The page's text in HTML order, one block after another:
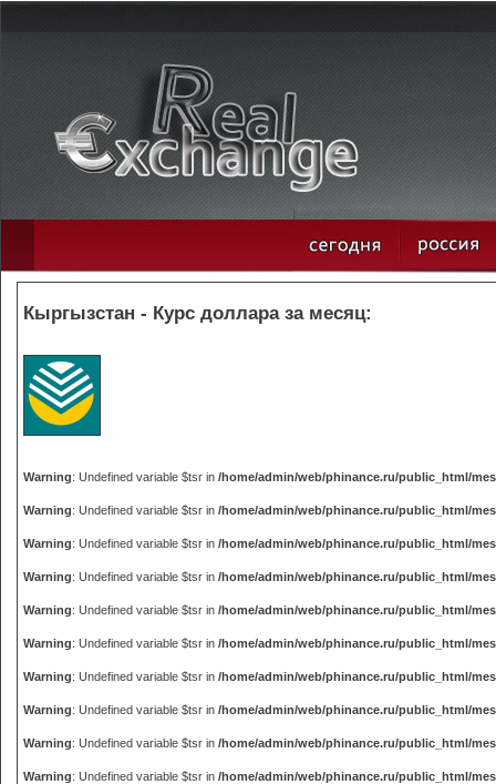
Кыргызстан - Курс доллара за месяц:
Warning: Undefined variable $tsr in /home/admin/web/phinance.ru/public_html/
Warning: Undefined variable $tsr in /home/admin/web/phinance.ru/public_html/
Warning: Undefined variable $tsr in /home/admin/web/phinance.ru/public_html/
Warning: Undefined variable $tsr in /home/admin/web/phinance.ru/public_html/
Warning: Undefined variable $tsr in /home/admin/web/phinance.ru/public_html/
Warning: Undefined variable $tsr in /home/admin/web/phinance.ru/public_html/
Warning: Undefined variable $tsr in /home/admin/web/phinance.ru/public_html/
Warning: Undefined variable $tsr in /home/admin/web/phinance.ru/public_html/
Warning: Undefined variable $tsr in /home/admin/web/phinance.ru/public_html/
Warning: Undefined variable $tsr in /home/admin/web/phinance.ru/public_html/